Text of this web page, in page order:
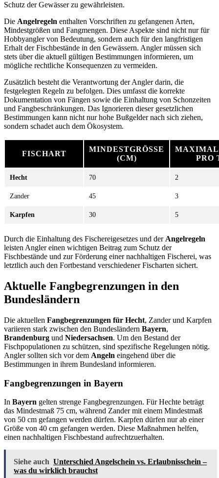
Schutz der Gewässer zu gewährleisten.
Die Angelregeln enthalten Vorschriften zu gefangenen Arten,
Mindestgrößen und Fangmengen. Diese Aspekte sind nicht nur für
Hobbyangler von Bedeutung, sondern auch für den langfristigen
Erhalt der Fischbestände in den Gewässern. Angler müssen sich
stets über die aktuell gültigen Bestimmungen informieren, um
mögliche rechtliche Konsequenzen zu vermeiden.
Zusätzlich besteht die Verantwortung der Angler darin, die
festgelegten Regeln zu befolgen. Dies umfasst die korrekte
Dokumentation von Fängen sowie die Einhaltung von Schonzeiten
und Fangbeschränkungen. Das Ignorieren dieser gesetzlichen
Bestimmungen kann nicht nur hohe Bußgelder nach sich ziehen,
sondern schadet auch dem Ökosystem.
FISCHART
MINDESTGRÖSSE (
CM)
PRO
Hecht 70 2
Zander 45 3
Karpfen 30 5
Durch die Einhaltung des Fischereigesetzes und der Angelregeln
leisten Angler einen wichtigen Beitrag zum Schutz der
Fischbestände und zur Förderung einer nachhaltigen Fischerei, was
letztlich auch den Fortbestand verschiedener Fischarten sichert.
Aktuelle Fangbegrenzungen in den
Bundesländern
Die aktuellen Fangbegrenzungen für Hecht, Zander und Karpfen
variieren stark zwischen den Bundesländern Bayern,
Brandenburg und Niedersachsen. Um den Bestand der
Fischpopulationen zu schützen, sind spezifische Regelungen nötig.
Angler sollten sich vor dem Angeln eingehend über die
Bestimmungen in ihrem Bundesland informieren.
Fangbegrenzungen in Bayern
In Bayern gelten strenge Fangbegrenzungen. Für Hechte beträgt
das Mindestmaß 75 cm, während Zander mit einem Mindestmaß
von 50 cm gefangen werden dürfen. Karpfen dürfen nur ab einer
Größe von 40 cm gefangen werden. Diese Maßnahmen helfen,
einen nachhaltigen Fischbestand aufrechtzuerhalten.
Siehe auch Unterschied Angelschein vs. Erlaubnisschein –
was du wirklich brauchst